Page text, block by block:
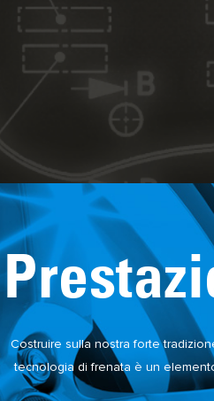
Costruire sulla nostra forte
tecnologia di frenata è un